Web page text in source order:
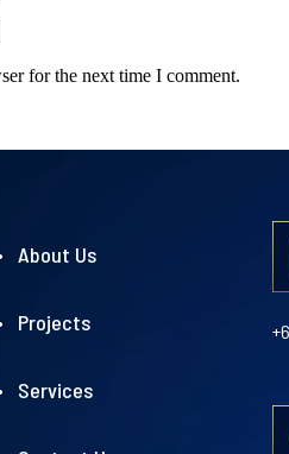
for the next time I comment.
About Us
Projects
Services